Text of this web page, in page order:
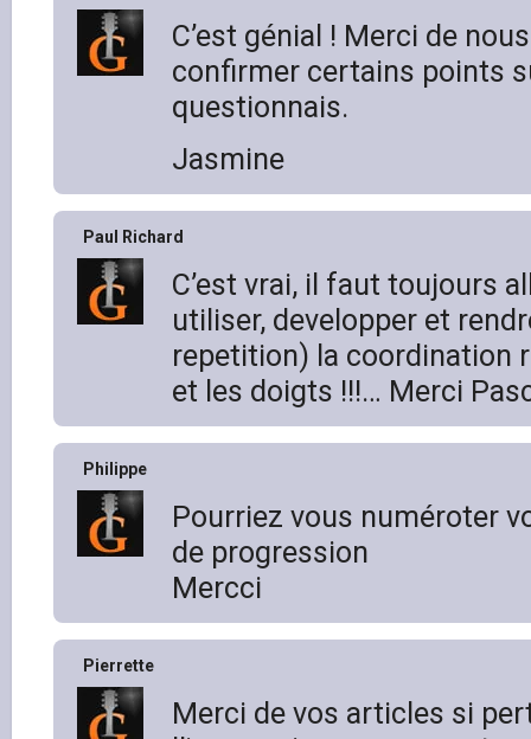
C’est génial ! Merci de
confirmer certains points
questionnais.
Jasmine
Paul Richard
C’est vrai, il faut toujours
utiliser, developper et
repetition) la coordination
et les doigts !!!… Merci
Philippe
Pourriez vous numéroter
de progression
Mercci
Pierrette
Merci de vos articles si